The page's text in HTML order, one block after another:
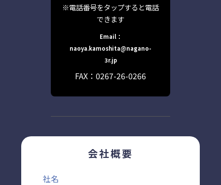
※電話番号をタップすると電話
できます
Email：
naoya.kamoshita@nagano-
3r.jp
FAX：0267-26-0266
会社概要
社名